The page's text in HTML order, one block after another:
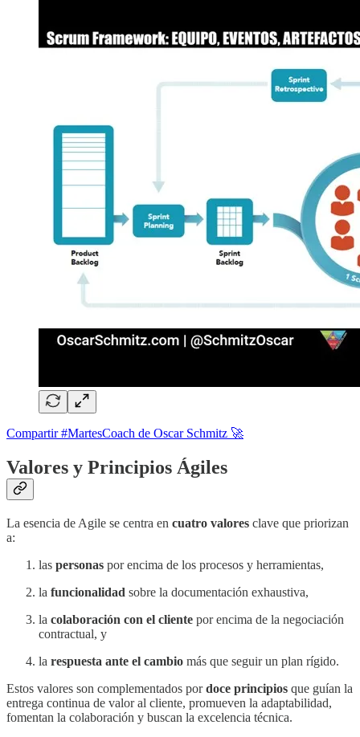
Compartir #MartesCoach de Oscar Schmitz 🚀
Valores y Principios Ágiles
La esencia de Agile se centra en cuatro valores clave que priorizan
a:
las personas por encima de los procesos y herramientas,
la funcionalidad sobre la documentación exhaustiva,
la colaboración con el cliente por encima de la negociación
contractual, y
la respuesta ante el cambio más que seguir un plan rígido.
Estos valores son complementados pordoce principios que guían la
entrega continua de valor al cliente, promueven la adaptabilidad,
fomentan la colaboración y buscan la excelencia técnica.